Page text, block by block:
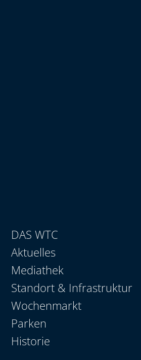
DAS WTC
Aktuelles
Mediathek
Standort & Infrastruktur
Wochenmarkt
Parken
Historie